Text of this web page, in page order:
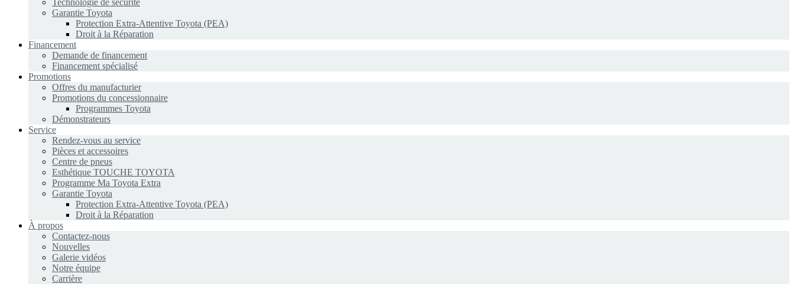
Technologie de sécurité
Garantie Toyota
Protection Extra-Attentive Toyota (PEA)
Droit à la Réparation
Financement
Demande de financement
Financement spécialisé
Promotions
Offres du manufacturier
Promotions du concessionnaire
Programmes Toyota
Démonstrateurs
Service
Rendez-vous au service
Pièces et accessoires
Centre de pneus
Esthétique TOUCHE TOYOTA
Programme Ma Toyota Extra
Garantie Toyota
Protection Extra-Attentive Toyota (PEA)
Droit à la Réparation
À propos
Contactez-nous
Nouvelles
Galerie vidéos
Notre équipe
Carrière